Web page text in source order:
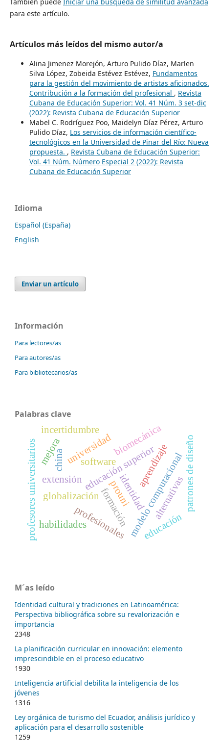
También puede Iniciar una búsqueda de similitud avanzada
para este artículo.
Artículos más leídos del mismo autor/a
Alina Jimenez Morejón, Arturo Pulido Díaz, Marlen
Silva López, Zobeida Estévez Estévez, Fundamentos
para la gestión del movimiento de artistas aficionados.
Contribución a la formación del profesional , Revista
Cubana de Educación Superior: Vol. 41 Núm. 3 set-dic
(2022): Revista Cubana de Educación Superior
Mabel C. Rodríguez Poo, Maidelyn Díaz Pérez, Arturo
Pulido Díaz, Los servicios de información científico-
tecnológicos en la Universidad de Pinar del Río: Nueva
propuesta. , Revista Cubana de Educación Superior:
Vol. 41 Núm. Número Especial 2 (2022): Revista
Cubana de Educación Superior
Idioma
Español (España)
English
Enviar un artículo
Información
Para lectores/as
Para autores/as
Para bibliotecarios/as
Palabras clave
china educación superior
globalización identidad
modelo computacionalpatrones de diseño
software
profesores universitarios universidad
formación
profesionales
biomecánica
habilidades
aprendizaje
extensión alternativas
mejora
educación
incertidumbre
prouni
M´as leído
Identidad cultural y tradiciones en Latinoamérica:
Perspectiva bibliográfica sobre su revalorización e
importancia
2348
La planificación curricular en innovación: elemento
imprescindible en el proceso educativo
1930
Inteligencia artificial debilita la inteligencia de los
jóvenes
1316
Ley orgánica de turismo del Ecuador, análisis jurídico y
aplicación para el desarrollo sostenible
1259